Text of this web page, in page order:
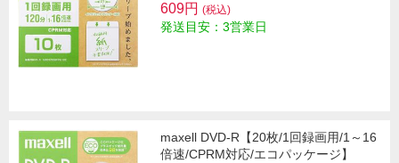
609円 (税込)
発送目安：3営業日
maxell DVD-R【20枚/1回録画用/1～16
倍速/CPRM対応/エコパッケージ】